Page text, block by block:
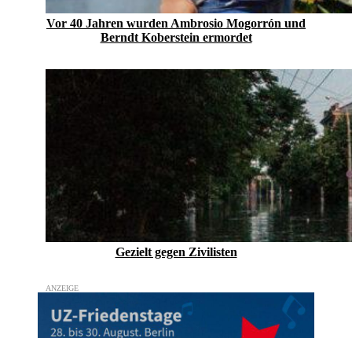
Vor 40 Jahren wurden Ambrosio Mogorrón und
Berndt Koberstein ermordet
Gezielt gegen Zivilisten